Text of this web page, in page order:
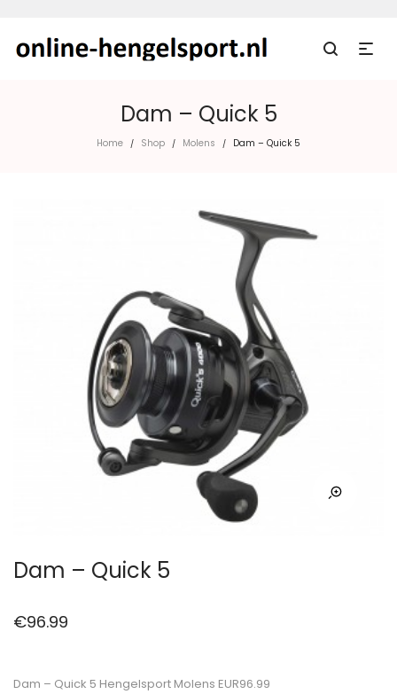
Dam – Quick 5
Home / Shop / Molens / Dam – Quick 5
Dam – Quick 5
€96.99
Dam – Quick 5 Hengelsport Molens EUR96.99